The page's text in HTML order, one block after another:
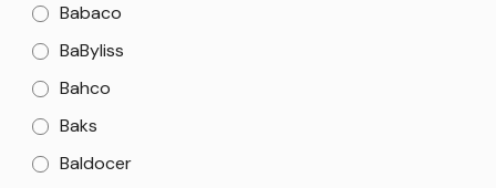
Babaco
BaByliss
Bahco
Baks
Baldocer